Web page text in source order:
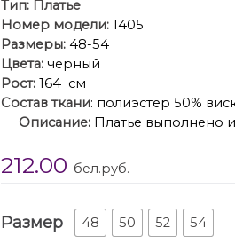
Тип: Платье
Номер модели:1405
Размеры: 48-54
Цвета:черный
Рост: 164 см
Состав ткани: полиэстер 50%
Описание: Платье выполнено
декоративной аппликацией из
зауженно; линия плеча
переду настроена аппликация
212.00 бел.руб.
Размер 48 50 52 54